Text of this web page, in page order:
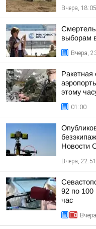
Вчера, 18:05
выборам
Вчера,
Ракетная
этому
01:00
Новости
Вчера, 22:51
92 по 100
час